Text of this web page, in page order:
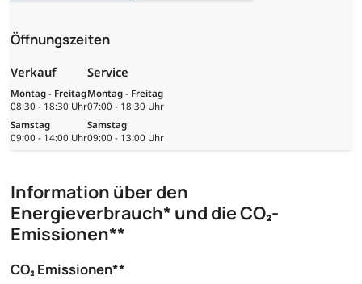
Öffnungszeiten
Verkauf
Montag - Freitag
08:30 - 18:30 Uhr
Samstag
09:00 - 14:00 Uhr
Service
Montag - Freitag
07:00 - 18:30 Uhr
Samstag
09:00 - 13:00 Uhr
Information über den
Energieverbrauch* und die CO₂-
Emissionen**
CO₂ Emissionen**